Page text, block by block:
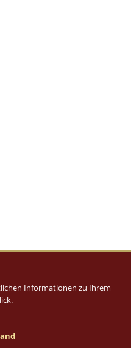
Informationen zu Ihrem